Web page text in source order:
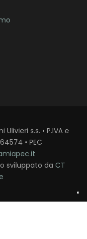
Ulivieri s.s. • P.IVA e
• PEC
sviluppato da CT